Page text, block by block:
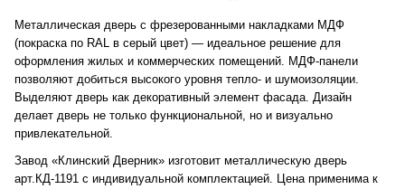
Металлическая дверь с фрезерованными накладками МДФ
(покраска по RAL в серый цвет) — идеальное решение для
оформления жилых и коммерческих помещений. МДФ-панели
позволяют добиться высокого уровня тепло- и шумоизоляции.
Выделяют дверь как декоративный элемент фасада. Дизайн
делает дверь не только функциональной, но и визуально
привлекательной.
Завод «Клинский Дверник» изготовит металлическую дверь
арт.КД-1191 с индивидуальной комплектацией. Цена применима к